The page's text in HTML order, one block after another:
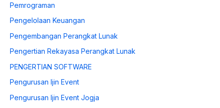
Pemrograman
Pengelolaan Keuangan
Pengembangan Perangkat Lunak
Pengertian Rekayasa Perangkat Lunak
PENGERTIAN SOFTWARE
Pengurusan Ijin Event
Pengurusan Ijin Event Jogja